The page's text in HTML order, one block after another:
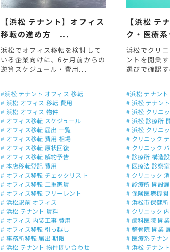
【浜松 テナント】オフィス
移転の進め方｜...
浜松でオフィス移転を検討して
いる企業向けに、6ヶ月前からの
逆算スケジュール・費用...
#浜松 テナント オフィス 移転
# 浜松 オフィス 移転 費用
# 浜松 オフィス 物件
# オフィス移転 スケジュール
# オフィス移転 届出 一覧
# オフィス移転 費用 相場
# オフィス移転 原状回復
# オフィス移転 解約予告
# 本店移転登記 費用
# オフィス移転 チェックリスト
# オフィス移転 二重家賃
# オフィス移転 フリーレント
# 浜松駅前 オフィス
# 浜松 テナント 賃料
# オフィス 内装工事 費用
# オフィス移転 引っ越し
# 事務所移転 届出 期限
# 浜松 テナント 物件問い合わせ
【浜松 テ
ク・医療
浜松でクリ
ントを開業
選びで確認
#浜松 テナン
# 浜松 テナン
# 浜松 クリニ
# 浜松 診療所
# 浜松 クリニ
# クリニック
# クリニック
# 診療所 構造
# 医療法 診察
# クリニック
# 診療所 開設
# 保険医療機
# 浜松市保健所
# クリニック
# 歯科医院 開
# 整骨院 開業
# 医療系テナ
# 浜松 テナン